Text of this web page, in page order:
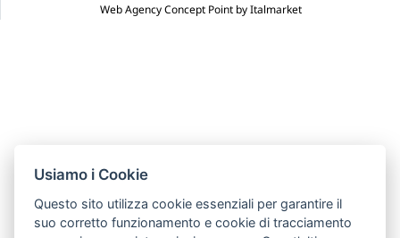
Web Agency Concept Point by Italmarket
Usiamo i Cookie
Questo sito utilizza cookie essenziali per garantire il
suo corretto funzionamento e cookie di tracciamento